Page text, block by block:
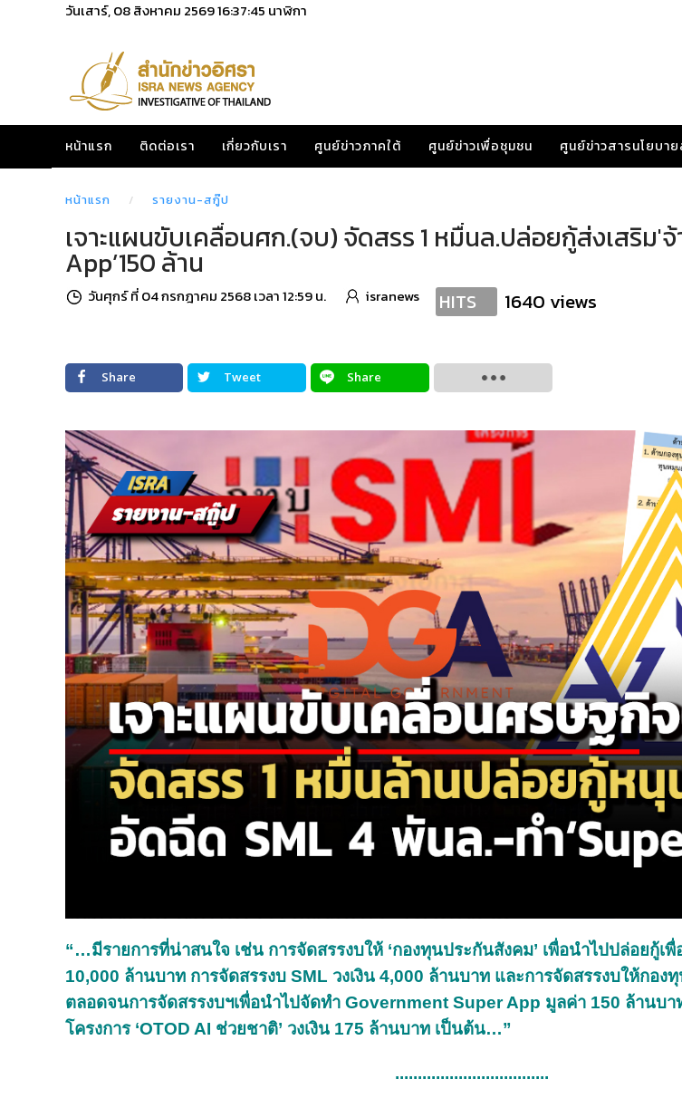
วันเสาร์, 08 สิงหาคม 256916:37:46 นาฬิกา
หน้าแรก ติดต่อเรา เกี่ยวกับเรา ศูนย์ข่าวภาคใต้ ศูนย์ข่าวเพื่อชุมชน ศูนย์ข่าวสารนโยบา
หน้าแรก รายงาน-สกู๊ป
เจาะแผนขับเคลื่อนศก.(จบ) จัดสรร 1 หมื่นล.ปล่อยกู้ส่งเสริม'จ้
App’150 ล้าน
วันศุกร์ ที่ 04 กรกฎาคม 2568 เวลา 12:59 น. isranews HITS 1640 views
Share Tweet Share
“…มีรายการที่น่าสนใจ เช่น การจัดสรรงบให้ ‘กองทุนประกันสังคม’ เพื่อนำไปปล่อยกู้เพื่
10,000 ล้านบาท การจัดสรรงบ SML วงเงิน 4,000 ล้านบาท และการจัดสรรงบให้กอง
ตลอดจนการจัดสรรงบฯเพื่อนำไปจัดทำ Government Super App มูลค่า 150 ล้านบา
โครงการ ‘OTOD AI ช่วยชาติ’ วงเงิน 175 ล้านบาท เป็นต้น…”
..................................